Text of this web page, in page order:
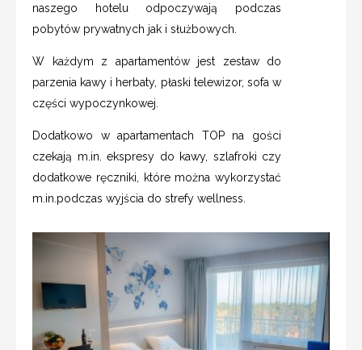
naszego hotelu odpoczywają podczas
pobytów prywatnych jak i służbowych.
W każdym z apartamentów jest zestaw do
parzenia kawy i herbaty, płaski telewizor, sofa w
części wypoczynkowej.
Dodatkowo w apartamentach TOP na gości
czekają m.in. ekspresy do kawy, szlafroki czy
dodatkowe ręczniki, które można wykorzystać
m.in.podczas wyjścia do strefy wellness.